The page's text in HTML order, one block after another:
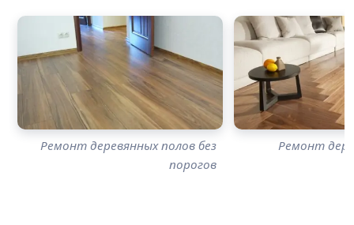
Ремонт деревянных полов без
порогов
Ремонт